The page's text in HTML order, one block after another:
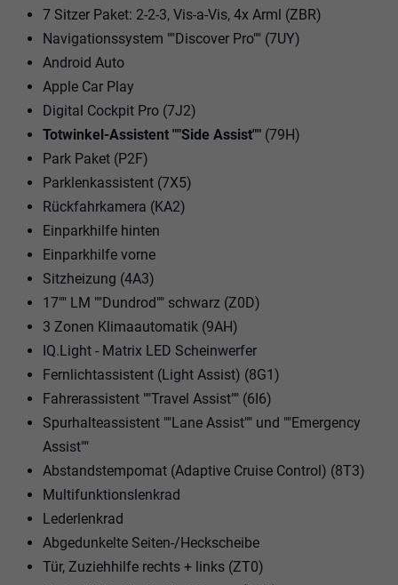
7 Sitzer Paket: 2-2-3, Vis-a-Vis, 4x Arml (ZBR)
Navigationssystem ""Discover Pro"" (7UY)
Android Auto
Apple Car Play
Digital Cockpit Pro (7J2)
Totwinkel-Assistent ""Side Assist"" (79H)
Park Paket (P2F)
Parklenkassistent (7X5)
Rückfahrkamera (KA2)
Einparkhilfe hinten
Einparkhilfe vorne
Sitzheizung (4A3)
17"" LM ""Dundrod"" schwarz (Z0D)
3 Zonen Klimaautomatik (9AH)
IQ.Light - Matrix LED Scheinwerfer
Fernlichtassistent (Light Assist) (8G1)
Fahrerassistent ""Travel Assist"" (6I6)
Spurhalteassistent ""Lane Assist"" und ""Emergency
Assist""
Abstandstempomat (Adaptive Cruise Control) (8T3)
Multifunktionslenkrad
Lederlenkrad
Abgedunkelte Seiten-/Heckscheibe
Tür, Zuziehhilfe rechts + links (ZT0)